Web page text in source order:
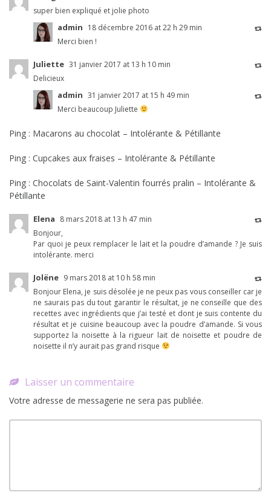
super bien expliqué et jolie photo
admin 18 décembre 2016 at 22 h 29 min
Merci bien !
Juliette 31 janvier 2017 at 13 h 10 min
Delicieux
admin 31 janvier 2017 at 15 h 49 min
Merci beaucoup Juliette
Ping : Macarons au chocolat – Intolérante & Pétillante
Ping : Cupcakes aux fraises – Intolérante & Pétillante
Ping : Chocolats de Saint-Valentin fourrés pralin – Intolérante &
Pétillante
Elena 8 mars 2018 at 13 h 47 min
Bonjour,
Par quoi je peux remplacer le lait et la poudre d’amande ? Je suis
intolérante. merci
Jolëne 9 mars 2018 at 10 h 58 min
Bonjour Elena, je suis désolée je ne peux pas vous conseiller car je
ne saurais pas du tout garantir le résultat, je ne conseille que des
recettes avec ingrédients que j’ai testé et dont je suis contente du
résultat et je cuisine beaucoup avec la poudre d’amande. Si vous
supportez la noisette à la rigueur lait de noisette et poudre de
noisette il n’y aurait pas grand risque
Laisser un commentaire
Votre adresse de messagerie ne sera pas publiée.